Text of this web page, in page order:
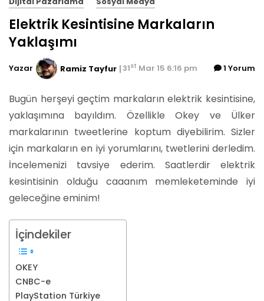
Elektrik Kesintisine Markaların
Yaklaşımı
Yazar Ramiz Tayfur 31st Mar 15 6:16 pm 1 Yorum
Bugün herşeyi geçtim markaların elektrik kesintisine,
yaklaşımına bayıldım. Özellikle Okey ve Ülker
markalarının tweetlerine koptum diyebilirim. Sizler
için markaların en iyi yorumlarını, twetlerini derledim.
İncelemenizi tavsiye ederim. Saatlerdir elektrik
kesintisinin olduğu caaanım memleketeminde iyi
geleceğine eminim!
İçindekiler
OKEY
CNBC-e
PlayStation Türkiye